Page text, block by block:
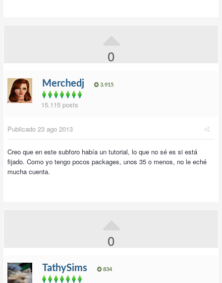
0
Merchedj 3.915
15.115 posts
Publicado 23 ago 2013
Creo que en este subforo había un tutorial, lo que no sé es si está
fijado. Como yo tengo pocos packages, unos 35 o menos, no le eché
mucha cuenta.
0
TathySims 834